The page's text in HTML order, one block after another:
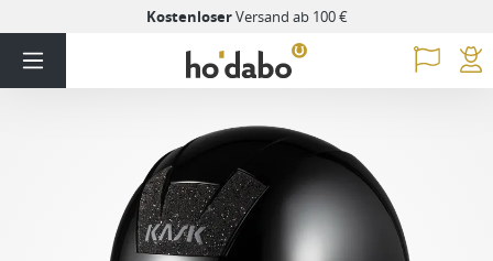
KostenloserVersand ab 100 €